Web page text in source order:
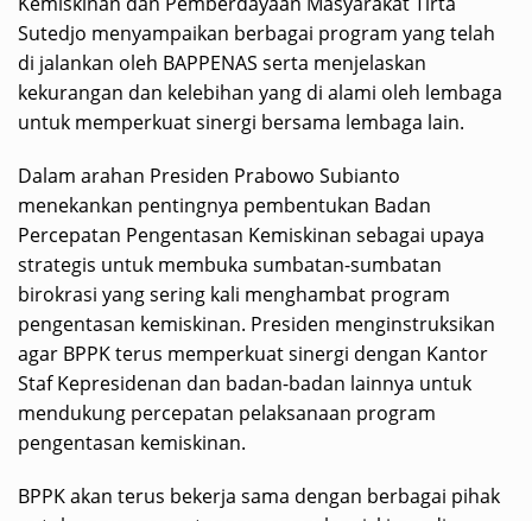
Sutedjo menyampaikan berbagai program yang telah
di jalankan oleh BAPPENAS serta menjelaskan
kekurangan dan kelebihan yang di alami oleh lembaga
untuk memperkuat sinergi bersama lembaga lain.
Dalam arahan Presiden Prabowo Subianto
menekankan pentingnya pembentukan Badan
Percepatan Pengentasan Kemiskinan sebagai upaya
strategis untuk membuka sumbatan-sumbatan
birokrasi yang sering kali menghambat program
pengentasan kemiskinan. Presiden menginstruksikan
agar BPPK terus memperkuat sinergi dengan Kantor
Staf Kepresidenan dan badan-badan lainnya untuk
mendukung percepatan pelaksanaan program
pengentasan kemiskinan.
BPPK akan terus bekerja sama dengan berbagai pihak